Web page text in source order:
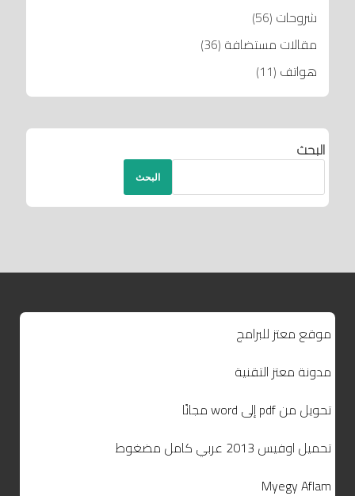
شروحات (56)
مقالات مستضافة (36)
هواتف (11)
البحث
البحث
موقع معتز للبرامج
مدونة معتز التقنية
تحويل من pdf إلى word مجانًا
تحميل اوفيس 2013 عربي كامل مضغوط
Myegy Aflam